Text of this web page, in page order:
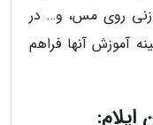
روی مس، و… در
آموزش آنها فراهم